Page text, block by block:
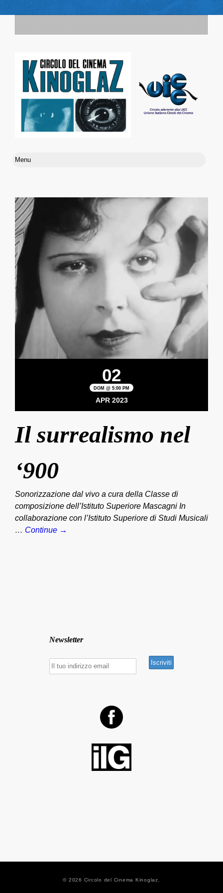
02
DOM @ 5:00 PM
APR 2023
Il surrealismo nel
‘900
Sonorizzazione dal vivo a cura della Classe di
composizione dell’Istituto Superiore Mascagni In
collaborazione con l’Istituto Superiore di Studi Musicali
… Continue →
Newsletter
© 2026 Circolo del Cinema Kinoglaz.